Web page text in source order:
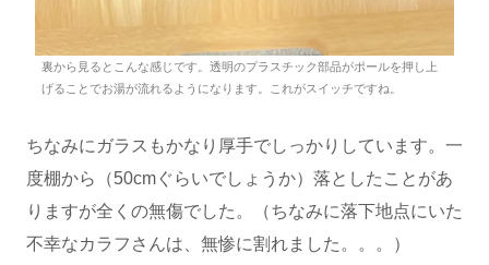
裏から見るとこんな感じです。透明のプラスチック部品がポールを押し上
げることでお湯が流れるようになります。これがスイッチですね。
ちなみにガラスもかなり厚手でしっかりしています。一
度棚から（50cmぐらいでしょうか）落としたことがあ
りますが全くの無傷でした。（ちなみに落下地点にいた
不幸なカラフさんは、無惨に割れました。。。）